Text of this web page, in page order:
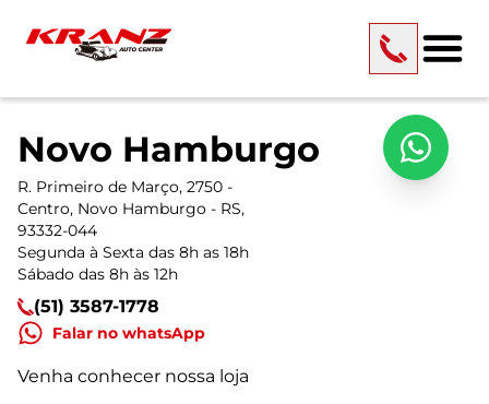
Novo Hamburgo
R. Primeiro de Março, 2750 -
Centro, Novo Hamburgo - RS,
93332-044
Segunda à Sexta das 8h as 18h
Sábado das 8h às 12h
(51) 3587-1778
Falar no whatsApp
Venha conhecer nossa loja